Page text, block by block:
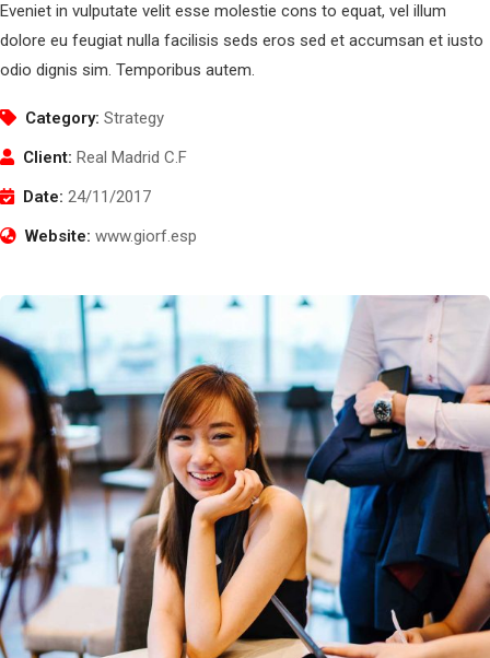
Eveniet in vulputate velit esse molestie cons to equat, vel illum
dolore eu feugiat nulla facilisis seds eros sed et accumsan et iusto
odio dignis sim. Temporibus autem.
Category: Strategy
Client: Real Madrid C.F
Date: 24/11/2017
Website: www.giorf.esp